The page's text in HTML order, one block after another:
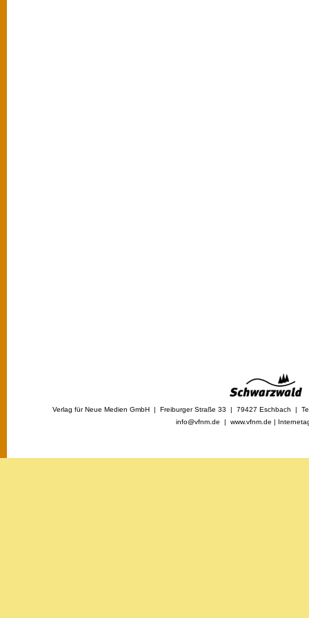
Verlag für Neue Medien GmbH | Freiburger Straße 33 | 79427 Eschbach |
info@vfnm.de | www.vfnm.de |